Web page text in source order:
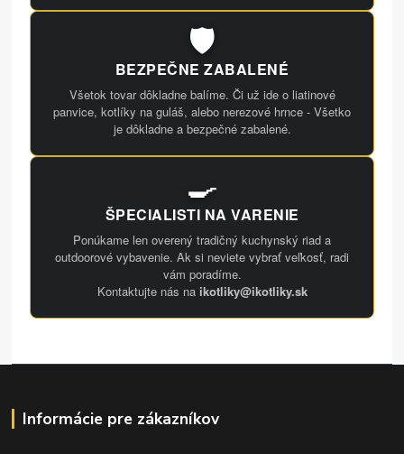
🛡️
BEZPEČNE ZABALENÉ
Všetok tovar dôkladne balíme. Či už ide o liatinové
panvice, kotlíky na guláš, alebo nerezové hrnce - Všetko
je dôkladne a bezpečné zabalené.
🍳
ŠPECIALISTI NA VARENIE
Ponúkame len overený tradičný kuchynský riad a
outdoorové vybavenie. Ak si neviete vybrať veľkosť, radi
vám poradíme.
Kontaktujte nás na ikotliky@ikotliky.sk
Informácie pre zákazníkov